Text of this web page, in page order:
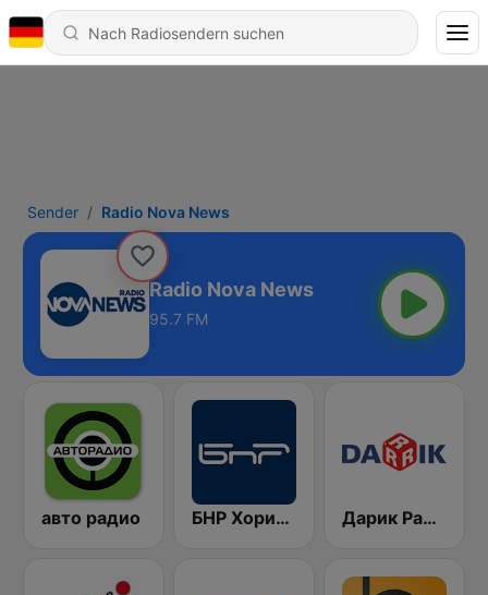
Sender Radio Nova News
Radio Nova News
95.7 FM
авто радио БНР Хоризонт (BNR Horizont) Дарик Радио ( Darik Radio )